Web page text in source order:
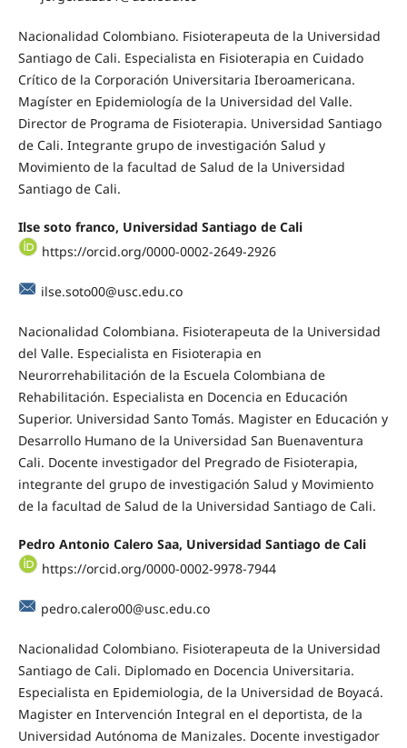
Nacionalidad Colombiano. Fisioterapeuta de la Universidad
Santiago de Cali. Especialista en Fisioterapia en Cuidado
Crítico de la Corporación Universitaria Iberoamericana.
Magíster en Epidemiología de la Universidad del Valle.
Director de Programa de Fisioterapia. Universidad Santiago
de Cali. Integrante grupo de investigación Salud y
Movimiento de la facultad de Salud de la Universidad
Santiago de Cali.
Ilse soto franco, Universidad Santiago de Cali
https://orcid.org/0000-0002-2649-2926
ilse.soto00@usc.edu.co
Nacionalidad Colombiana. Fisioterapeuta de la Universidad
del Valle. Especialista en Fisioterapia en
Neurorrehabilitación de la Escuela Colombiana de
Rehabilitación. Especialista en Docencia en Educación
Superior. Universidad Santo Tomás. Magister en Educación y
Desarrollo Humano de la Universidad San Buenaventura
Cali. Docente investigador del Pregrado de Fisioterapia,
integrante del grupo de investigación Salud y Movimiento
de la facultad de Salud de la Universidad Santiago de Cali.
Pedro Antonio Calero Saa, Universidad Santiago de Cali
https://orcid.org/0000-0002-9978-7944
pedro.calero00@usc.edu.co
Nacionalidad Colombiano. Fisioterapeuta de la Universidad
Santiago de Cali. Diplomado en Docencia Universitaria.
Especialista en Epidemiologia, de la Universidad de Boyacá.
Magister en Intervención Integral en el deportista, de la
Universidad Autónoma de Manizales. Docente investigador